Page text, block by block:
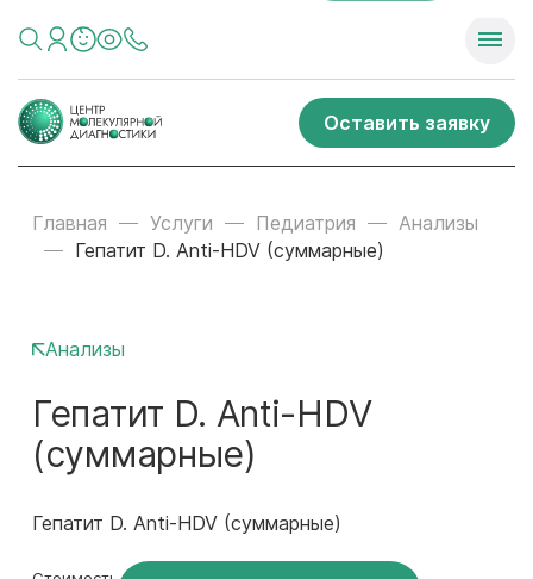
Оставить заявку
Главная Услуги Педиатрия
Анализы
Гепатит D. Anti-HDV (суммарные)
Анализы
Гепатит D. Anti-HDV
(суммарные)
Гепатит D. Anti-HDV (суммарные)